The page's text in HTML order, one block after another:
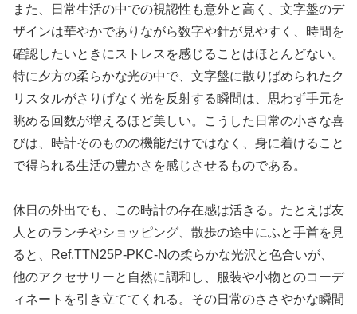
また、日常生活の中での視認性も意外と高く、文字盤のデ
ザインは華やかでありながら数字や針が見やすく、時間を
確認したいときにストレスを感じることはほとんどない。
特に夕方の柔らかな光の中で、文字盤に散りばめられたク
リスタルがさりげなく光を反射する瞬間は、思わず手元を
眺める回数が増えるほど美しい。こうした日常の小さな喜
びは、時計そのものの機能だけではなく、身に着けること
で得られる生活の豊かさを感じさせるものである。
休日の外出でも、この時計の存在感は活きる。たとえば友
人とのランチやショッピング、散歩の途中にふと手首を見
ると、Ref.TTN25P-PKC-Nの柔らかな光沢と色合いが、
他のアクセサリーと自然に調和し、服装や小物とのコーデ
ィネートを引き立ててくれる。その日常のささやかな瞬間